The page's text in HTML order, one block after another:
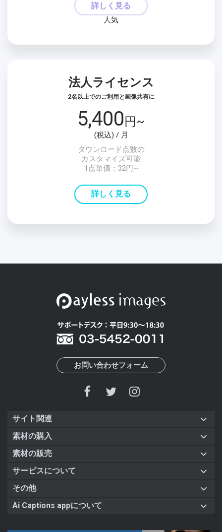
詳しく見る
人気
法人ライセンス
2名以上でのご利用と画像共有に
5,400 円~
(税込) / 月
ダウンロード点数の
カスタマイズ可能
1点単価：32円~
詳しく見る
お問い合わせフォーム
サイト関連
素材の購入
素材の販売
サービスについて
その他
Ai Captions appについて